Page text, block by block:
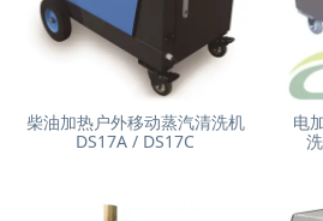
柴油加热户外移动蒸汽清洗机
DS17A / DS17C
电